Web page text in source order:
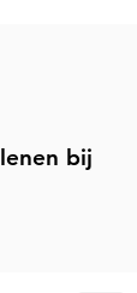
lenen bij